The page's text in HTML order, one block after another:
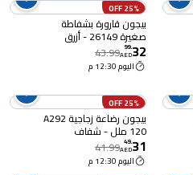
25% OFF
بيجون قارورة بشفاطة
صغيرة 26149 - أزرق
32
.
99
AED
43.99
اليوم 12:30 م
25% OFF
بيجون رضاعة زجاجية A292
120 ملل - شفاف
31
.
49
AED
41.99
اليوم 12:30 م